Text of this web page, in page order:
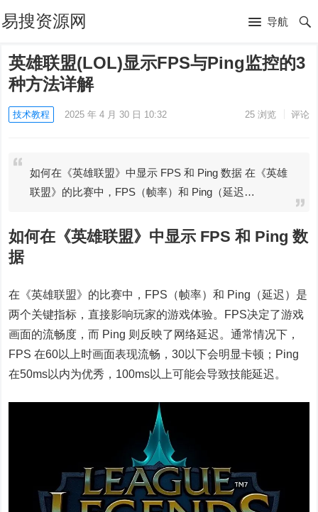
易搜资源网 导航
英雄联盟(LOL)显示FPS与Ping监控的3
种方法详解
技术教程 2025 年 4 月 30 日 10:32 25浏览 评论
如何在《英雄联盟》中显示 FPS 和 Ping 数据 在《英雄
联盟》的比赛中，FPS（帧率）和 Ping（延迟…
如何在《英雄联盟》中显示 FPS 和 Ping 数
据
在《英雄联盟》的比赛中，FPS（帧率）和 Ping（延迟）是
两个关键指标，直接影响玩家的游戏体验。FPS决定了游戏
画面的流畅度，而 Ping 则反映了网络延迟。通常情况下，
FPS 在60以上时画面表现流畅，30以下会明显卡顿；Ping
在50ms以内为优秀，100ms以上可能会导致技能延迟。